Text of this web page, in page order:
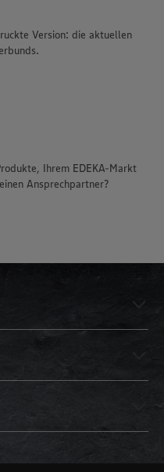
Version: die aktuellen
Ihrem EDEKA-Markt
Ansprechpartner?